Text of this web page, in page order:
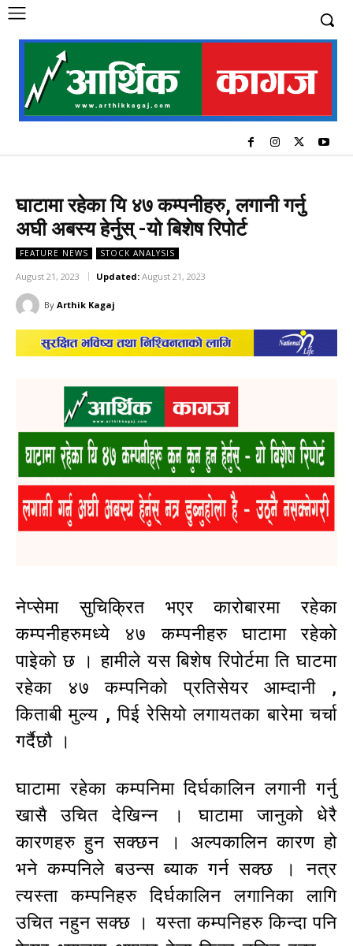
घाटामा रहेका यि ४७ कम्पनीहरु, लगानी गर्नु
अघी अबस्य हेर्नुस् -यो बिशेष रिपोर्ट
FEATURE NEWS STOCK ANALYSIS
August 21, 2023 Updated: August 21, 2023
By Arthik Kagaj
नेप्सेमा सुचिक्रित भएर कारोबारमा रहेका
कम्पनीहरुमध्ये ४७ कम्पनीहरु घाटामा रहेको
पाइेको छ । हामीले यस बिशेष रिपोर्टमा ति घाटमा
रहेका ४७ कम्पनिको प्रतिसेयर आम्दानी ,
किताबी मुल्य , पिई रेसियो लगायतका बारेमा चर्चा
गर्दैछौ ।
घाटामा रहेका कम्पनिमा दिर्घकालिन लगानी गर्नु
खासै उचित देखिन्न । घाटामा जानुको धेरै
कारणहरु हुन सक्छन । अल्पकालिन कारण हो
भने कम्पनिले बउन्स ब्याक गर्न सक्छ । नत्र
त्यस्ता कम्पनिहरु दिर्घकालिन लगानिका लागि
उचित नहुन सक्छ । यस्ता कम्पनिहरु किन्दा पनि